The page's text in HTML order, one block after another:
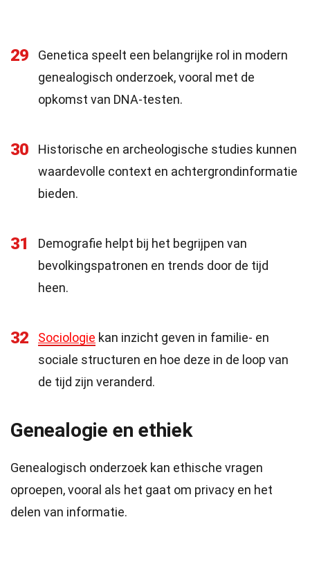
29
Genetica speelt een belangrijke rol in modern
genealogisch onderzoek, vooral met de
opkomst van DNA-testen.
30
Historische en archeologische studies kunnen
waardevolle context en achtergrondinformatie
bieden.
31
Demografie helpt bij het begrijpen van
bevolkingspatronen en trends door de tijd
heen.
32 Sociologie kan inzicht geven in familie- en
sociale structuren en hoe deze in de loop van
de tijd zijn veranderd.
Genealogie en ethiek
Genealogisch onderzoek kan ethische vragen
oproepen, vooral als het gaat om privacy en het
delen van informatie.